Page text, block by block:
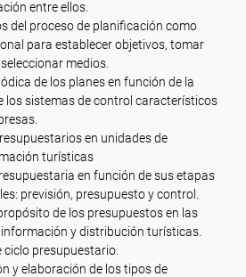
entre ellos.
del proceso de planificación como
para establecer objetivos, tomar
medios.
de los planes en función de la
los sistemas de control característicos
en unidades de
turísticas
en función de sus etapas
previsión, presupuesto y control.
de los presupuestos en las
y distribución turísticas.
ciclo presupuestario.
y elaboración de los tipos de